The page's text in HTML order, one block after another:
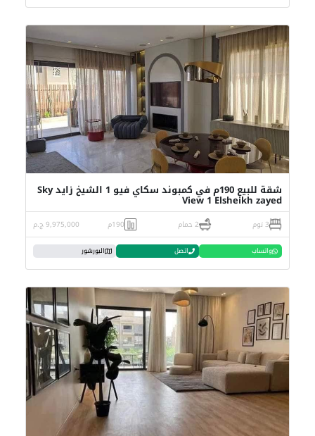
شقة للبيع 190م في كمبوند سكاي فيو 1 الشيخ زايد Sky
View 1 Elsheikh zayed
3 نوم 2 حمام 190م 9,975,000 ج.م
واتساب اتصل البورشور